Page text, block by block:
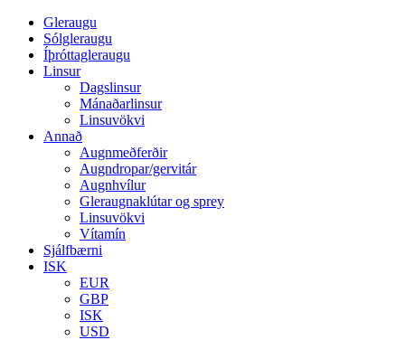
Gleraugu
Sólgleraugu
Íþróttagleraugu
Linsur
Dagslinsur
Mánaðarlinsur
Linsuvökvi
Annað
Augnmeðferðir
Augndropar/gervitár
Augnhvílur
Gleraugnaklútar og sprey
Linsuvökvi
Vítamín
Sjálfbærni
ISK
EUR
GBP
ISK
USD